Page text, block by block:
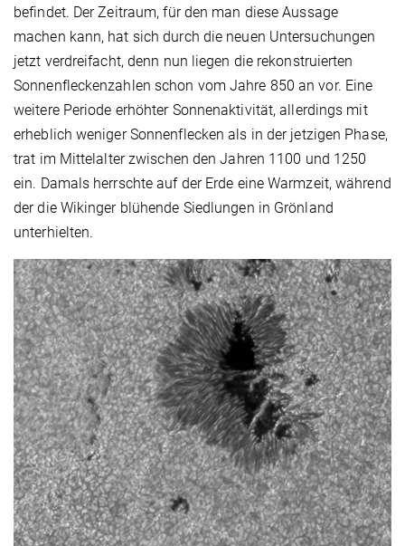
befindet. Der Zeitraum, für den man diese Aussage
machen kann, hat sich durch die neuen Untersuchungen
jetzt verdreifacht, denn nun liegen die rekonstruierten
Sonnenfleckenzahlen schon vom Jahre 850 an vor. Eine
weitere Periode erhöhter Sonnenaktivität, allerdings mit
erheblich weniger Sonnenflecken als in der jetzigen Phase,
trat im Mittelalter zwischen den Jahren 1100 und 1250
ein. Damals herrschte auf der Erde eine Warmzeit, während
der die Wikinger blühende Siedlungen in Grönland
unterhielten.